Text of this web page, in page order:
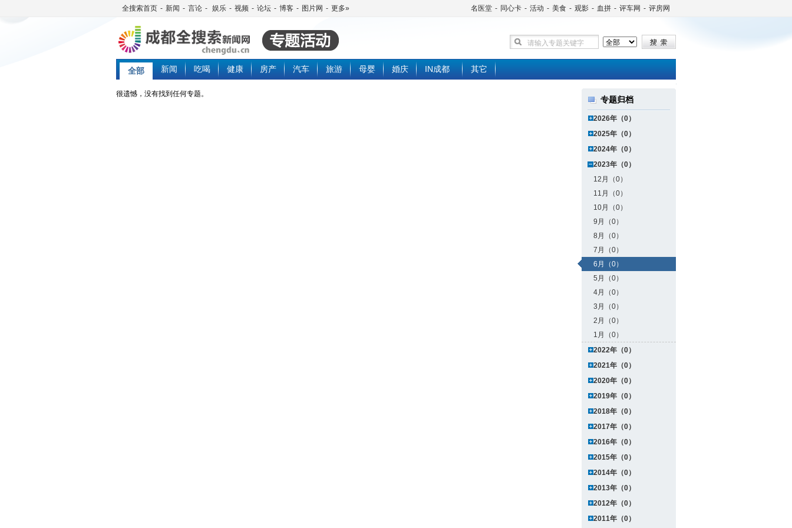
全搜索首页 - 新闻 - 言论 - 娱乐 - 视频 - 论坛 - 博客 - 图片网 - 更多» 名医堂 - 同心卡 - 活动 - 美食 - 观影 - 血拼 - 评车网 - 评房网
全部 新闻 吃喝 健康 房产 汽车 旅游 母婴 婚庆 IN成都 其它
很遗憾，没有找到任何专题。
专题归档
2026年（0）
2025年（0）
2024年（0）
2023年（0）
12月（0）
11月（0）
10月（0）
9月（0）
8月（0）
7月（0）
6月（0）
5月（0）
4月（0）
3月（0）
2月（0）
1月（0）
2022年（0）
2021年（0）
2020年（0）
2019年（0）
2018年（0）
2017年（0）
2016年（0）
2015年（0）
2014年（0）
2013年（0）
2012年（0）
2011年（0）